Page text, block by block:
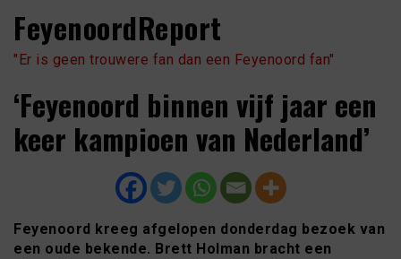
FeyenoordReport
"Er is geen trouwere fan dan een Feyenoord fan"
‘Feyenoord binnen vijf jaar een
keer kampioen van Nederland’
Feyenoord kreeg afgelopen donderdag bezoek van
een oude bekende. Brett Holman bracht een